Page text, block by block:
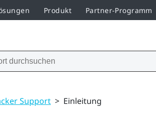
Produkt Partner-Programm
Support > Einleitung